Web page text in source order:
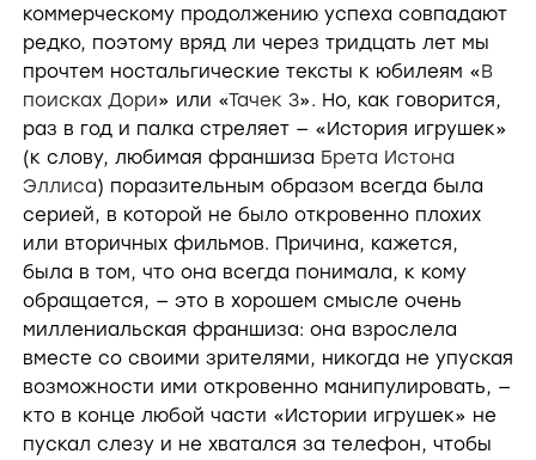
коммерческому продолжению успеха совпадают
редко, поэтому вряд ли через тридцать лет мы
прочтем ностальгические тексты к юбилеям «В
поисках Дори» или «Тачек 3». Но, как говорится,
раз в год и палка стреляет — «История игрушек»
(к слову, любимая франшиза Брета Истона
Эллиса) поразительным образом всегда была
серией, в которой не было откровенно плохих
или вторичных фильмов. Причина, кажется,
была в том, что она всегда понимала, к кому
обращается, — это в хорошем смысле очень
миллениальская франшиза: она взрослела
вместе со своими зрителями, никогда не упуская
возможности ими откровенно манипулировать, —
кто в конце любой части «Истории игрушек» не
пускал слезу и не хватался за телефон, чтобы